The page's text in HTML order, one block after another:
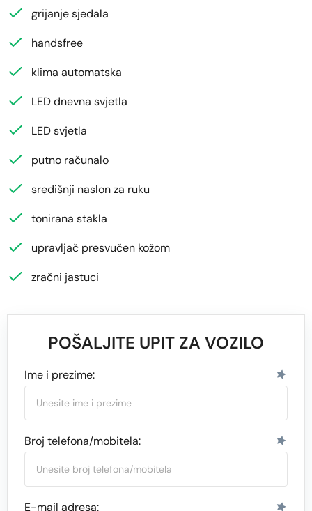
grijanje sjedala
handsfree
klima automatska
LED dnevna svjetla
LED svjetla
putno računalo
središnji naslon za ruku
tonirana stakla
upravljač presvučen kožom
zračni jastuci
POŠALJITE UPIT ZA VOZILO
Ime i prezime:
Broj telefona/mobitela:
E-mail adresa: